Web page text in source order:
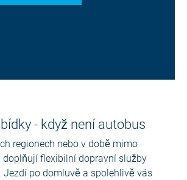
- když není autobus
regionech nebo v době mimo
doplňují flexibilní dopravní služby
Jezdí po domluvě a spolehlivě vás